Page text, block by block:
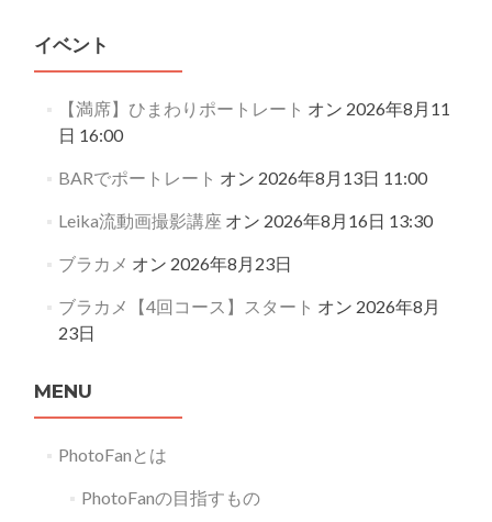
イベント
【満席】ひまわりポートレート オン 2026年8月11
日 16:00
BARでポートレート オン 2026年8月13日 11:00
Leika流動画撮影講座 オン 2026年8月16日 13:30
ブラカメ オン 2026年8月23日
ブラカメ【4回コース】スタート オン 2026年8月
23日
MENU
PhotoFanとは
PhotoFanの目指すもの